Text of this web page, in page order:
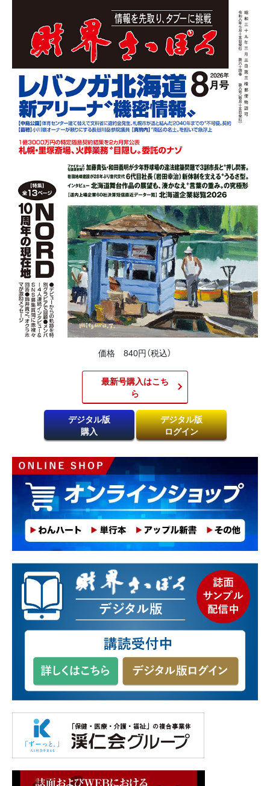
価格 840円（税込）
最新号購入はこち
ら​
デジタル版
購入
デジタル版
ログイン